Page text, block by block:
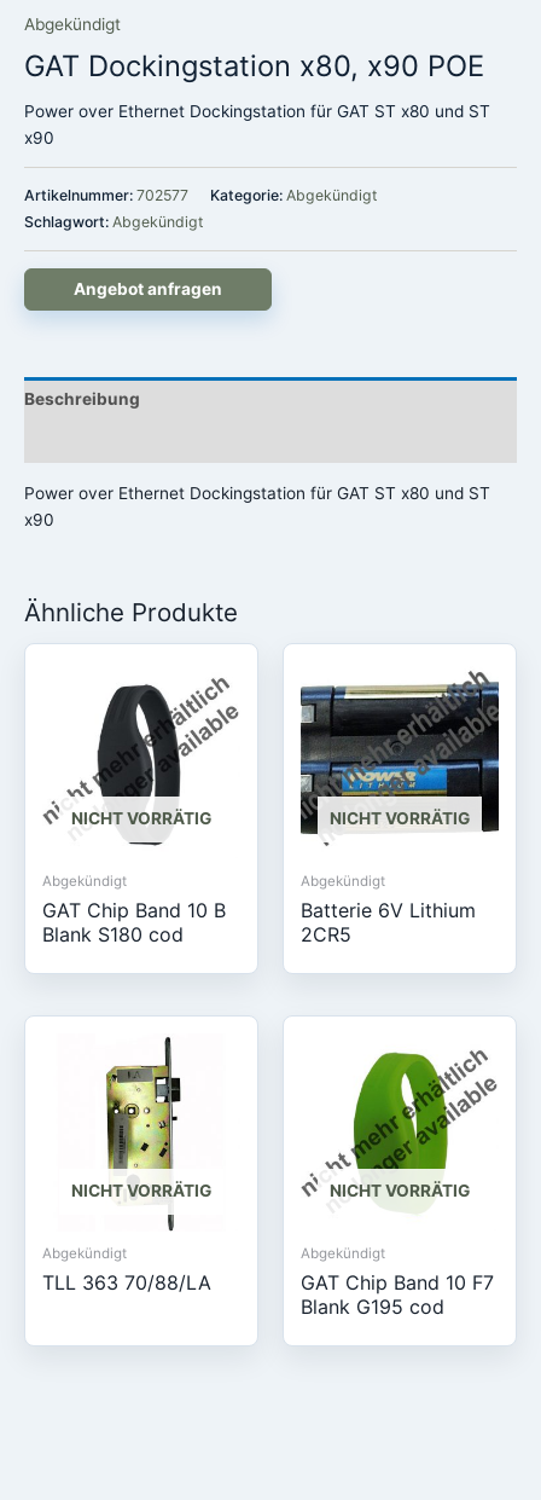
Abgekündigt
GAT Dockingstation x80, x90 POE
Power over Ethernet Dockingstation für GAT ST x80 und ST
x90
Artikelnummer: 702577 Kategorie: Abgekündigt
Schlagwort: Abgekündigt
Angebot anfragen
Beschreibung
Power over Ethernet Dockingstation für GAT ST x80 und ST
x90
Ähnliche Produkte
NICHT VORRÄTIG
Abgekündigt
GAT Chip Band 10 B
Blank S180 cod
NICHT VORRÄTIG
Abgekündigt
Batterie 6V Lithium
2CR5
NICHT VORRÄTIG
Abgekündigt
TLL 363 70/88/LA
NICHT VORRÄTIG
Abgekündigt
GAT Chip Band 10 F7
Blank G195 cod